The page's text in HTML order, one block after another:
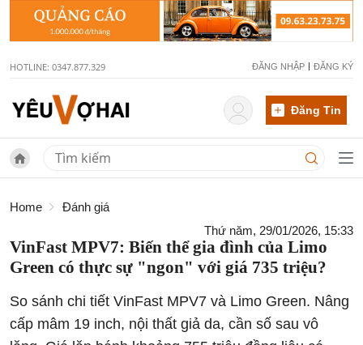
HOTLINE: 0347.877.329 ĐĂNG NHẬP ĐĂNG KÝ
Đăng Tin
Home
Đánh giá
Thứ năm, 29/01/2026, 15:33
VinFast MPV7: Biến thể gia đình của Limo
Green có thực sự "ngon" với giá 735 triệu?
So sánh chi tiết VinFast MPV7 và Limo Green. Nâng
cấp mâm 19 inch, nội thất giả da, cần số sau vô